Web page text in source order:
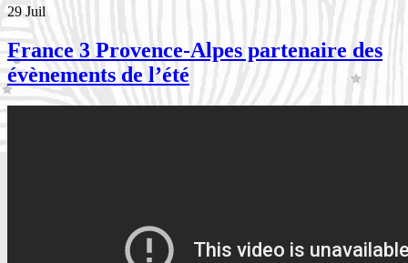
29 Juil
France 3 Provence-Alpes partenaire des
évènements de l’été